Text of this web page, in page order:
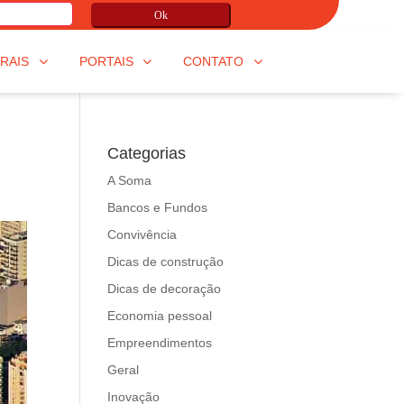
Ok
PORTAIS CONTATO
Categorias
A Soma
Bancos e Fundos
Convivência
Dicas de construção
Dicas de decoração
Economia pessoal
Empreendimentos
Geral
Inovação